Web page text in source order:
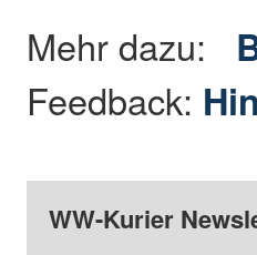
Mehr dazu:
Feedback:
WW-Kurier